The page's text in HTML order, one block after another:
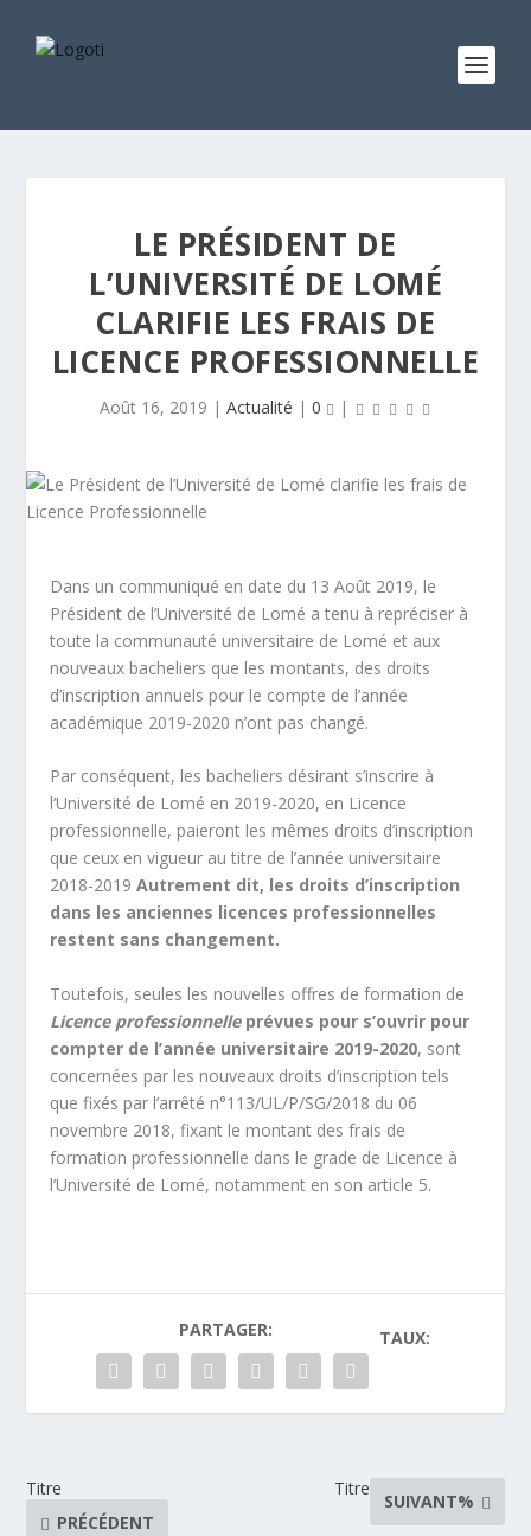
LE PRÉSIDENT DE
L’UNIVERSITÉ DE LOMÉ
CLARIFIE LES FRAIS DE
LICENCE PROFESSIONNELLE
Août 16, 2019 | Actualité | 0 |
Dans un communiqué en date du 13 Août 2019, le
Président de l’Université de Lomé a tenu à repréciser à
toute la communauté universitaire de Lomé et aux
nouveaux bacheliers que les montants, des droits
d’inscription annuels pour le compte de l’année
académique 2019-2020 n’ont pas changé.
Par conséquent, les bacheliers désirant s’inscrire à
l’Université de Lomé en 2019-2020, en Licence
professionnelle, paieront les mêmes droits d’inscription
que ceux en vigueur au titre de l’année universitaire
2018-2019Autrement dit, les droits d’inscription
dans les anciennes licences professionnelles
restent sans changement.
Toutefois, seules les nouvelles offres de formation de
Licence professionnelle prévues pour s’ouvrir pour
compter de l’année universitaire 2019-2020, sont
concernées par les nouveaux droits d’inscription tels
que fixés par l’arrêté n°113/UL/P/SG/2018 du 06
novembre 2018, fixant le montant des frais de
formation professionnelle dans le grade de Licence à
l’Université de Lomé, notamment en son article 5.
PARTAGER: TAUX:
Titre
PRÉCÉDENT
Titre
SUIVANT%